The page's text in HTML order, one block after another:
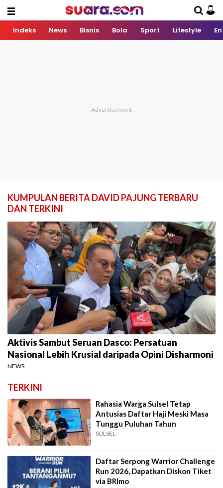
Indeks News Bisnis Bola Sport Lifestyle
KUMPULAN BERITA DAVID PAJUNG TERBARU
DAN TERKINI
Aktivis Sambut Seruan Dasco: Persatuan
Nasional Lebih Krusial daripada Opini Disharmoni
NEWS
TERKINI
Rahasia Warga Sulsel Tetap
Antusias Daftar Haji Meski Masa
Tunggu Puluhan Tahun
SULSEL
Daftar Serpong Warrior Challenge
Run 2026, Dapatkan Diskon Tiket
via BRImo